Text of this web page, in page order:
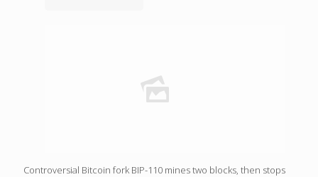
Controversial Bitcoin fork BIP-110 mines two blocks, then stops